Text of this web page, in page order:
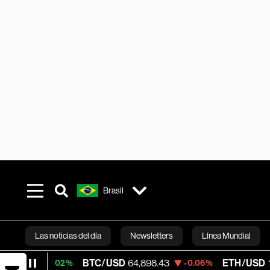
Brasil
Las noticias del día Newsletters Línea Mundial
Bloomberg
BTC/USD 64,898.43 -0.06% ETH/USD 1,914.473